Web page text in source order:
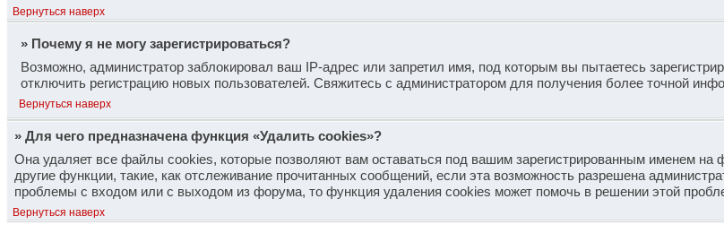
Вернуться наверх
» Почему я не могу зарегистрироваться?
Возможно, администратор заблокировал ваш IP-адрес или запретил имя, под которым вы пытаетесь
отключить регистрацию новых пользователей. Свяжитесь с администратором для получения более точной
Вернуться наверх
» Для чего предназначена функция «Удалить cookies»?
Она удаляет все файлы cookies, которые позволяют вам оставаться под вашим зарегистрированным именем на
другие функции, такие, как отслеживание прочитанных сообщений, если эта возможность разрешена
проблемы с входом или с выходом из форума, то функция удаления cookies может помочь в решении этой
Вернуться наверх